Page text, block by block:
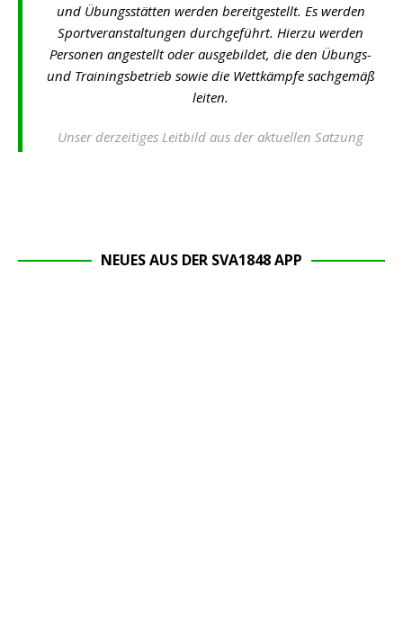
und Übungsstätten werden bereitgestellt. Es werden
Sportveranstaltungen durchgeführt. Hierzu werden
Personen angestellt oder ausgebildet, die den Übungs-
und Trainingsbetrieb sowie die Wettkämpfe sachgemäß
leiten.
Unser derzeitiges Leitbild aus der aktuellen Satzung
NEUES AUS DER SVA1848 APP